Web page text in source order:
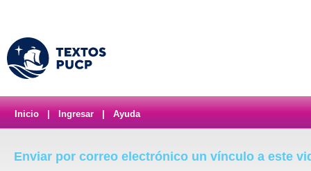
Inicio Ingresar Ayuda
Enviar por correo electrónico un vínculo a este